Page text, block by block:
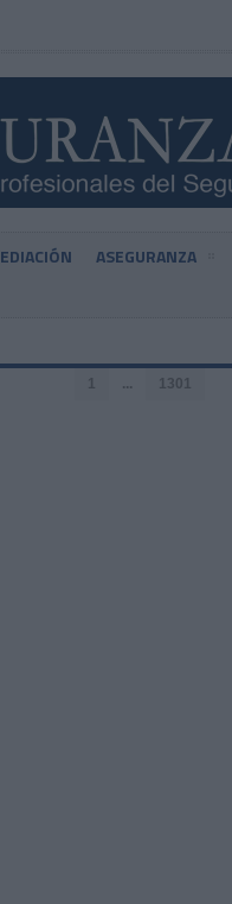
ASEGURANZA
1 ... 1301